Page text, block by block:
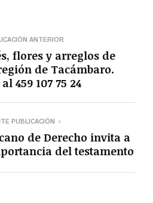
ANTERIOR
flores y arreglos de
de Tacámbaro.
459 107 75 24
PUBLICACIÓN
de Derecho invita a
del testamento